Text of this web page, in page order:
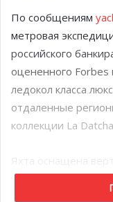
По сообщениям
метровая
российского
оцененного Forbes
ледокол класса
отдаленные
коллекции La
Яхта оснащена
самолетов,